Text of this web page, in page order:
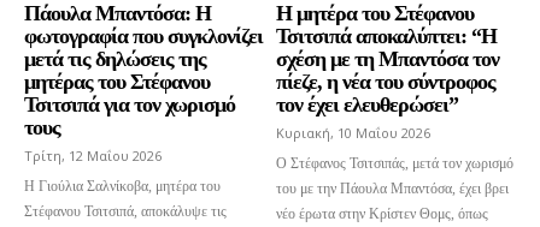
Πάουλα Μπαντόσα: Η
φωτογραφία που συγκλονίζει
μετά τις δηλώσεις της
μητέρας του Στέφανου
Τσιτσιπά για τον χωρισμό
τους
Τρίτη, 12 Μαΐου 2026
Η Γιούλια Σαλνίκοβα, μητέρα του
Στέφανου Τσιτσιπά, αποκάλυψε τις
Η μητέρα του Στέφανου
Τσιτσιπά αποκαλύπτει: “Η
σχέση με τη Μπαντόσα τον
πίεζε, η νέα του σύντροφος
τον έχει ελευθερώσει”
Κυριακή, 10 Μαΐου 2026
Ο Στέφανος Τσιτσιπάς, μετά τον χωρισμό
του με την Πάουλα Μπαντόσα, έχει βρει
νέο έρωτα στην Κρίστεν Θομς, όπως